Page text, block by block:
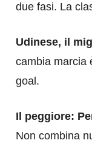
due fasi. La
Udinese, il
cambia marcia
goal.
Il peggiore:
Non combina